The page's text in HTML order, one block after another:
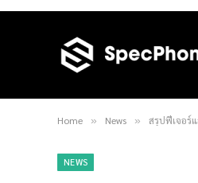
Home » News » สรุปฟีเจอร์
NEWS